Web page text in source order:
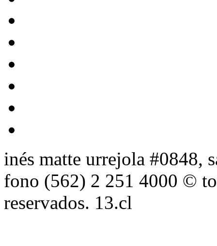
inés matte urrejola #0848,
fono (562) 2 251 4000 ©
reservados. 13.cl